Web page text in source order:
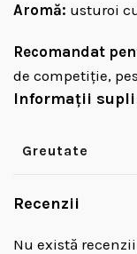
Aromă: usturoi
Recomandat
de competiție,
Informații
Greutate
Recenzii
Nu există